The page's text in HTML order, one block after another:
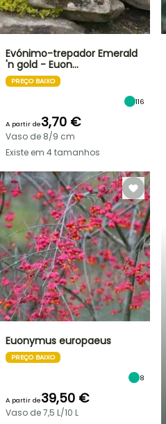
Evónimo-trepador Emerald
'n gold - Euon…
PREÇO BAIXO
116
A partir de3,70 €
Vaso de 8/9 cm
Existe em 4 tamanhos
Euonymus europaeus
PREÇO BAIXO
8
A partir de39,50 €
Vaso de 7,5 L/10 L